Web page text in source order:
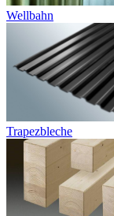
Wellbahn
Trapezbleche